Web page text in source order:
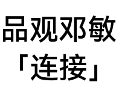
品观邓
「连接」